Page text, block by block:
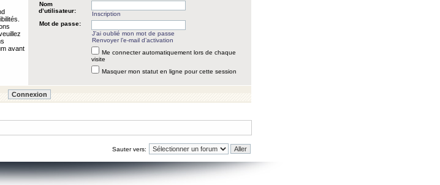
avant
Nom
d’utilisateur:
Inscription
Mot de passe:
J’ai oublié mon mot de passe
Renvoyer l’e-mail d’activation
Me connecter automatiquement lors de chaque
visite
Masquer mon statut en ligne pour cette session
Sauter vers: